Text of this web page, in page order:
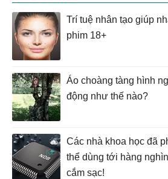
Trí tuệ nhân tạo giúp
phim 18+
Áo choàng tàng hình
động như thế nào?
Các nhà khoa học đã
thể dùng tới hàng
cắm sạc!